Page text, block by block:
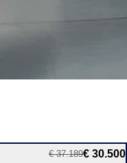
€ 37.189€ 30.500